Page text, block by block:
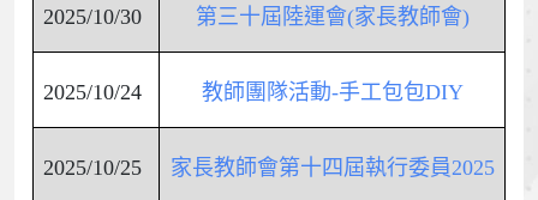
2025/10/30 第三十屆陸運會(家長教師會)
2025/10/24 教師團隊活動-手工包包DIY
2025/10/25 家長教師會第十四屆執行委員2025